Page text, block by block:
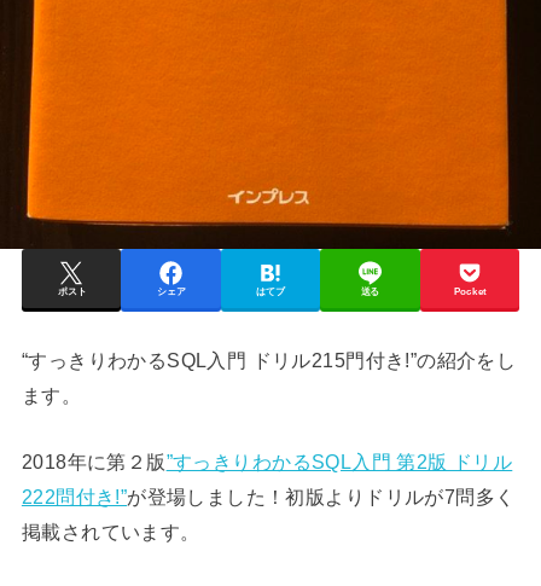
ポスト シェア はてブ 送る Pocket
“すっきりわかるSQL入門 ドリル215門付き!”の紹介をし
ます。
2018年に第２版”すっきりわかるSQL入門 第2版 ドリル
222問付き!”が登場しました！初版よりドリルが7問多く
掲載されています。